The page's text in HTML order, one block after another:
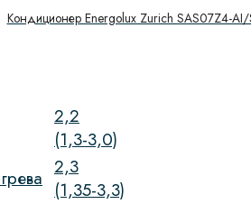
Кондиционер Energolux Zurich SAS07Z4-
2,2
(1,3-3,0)
2,3
(1,35-3,3)